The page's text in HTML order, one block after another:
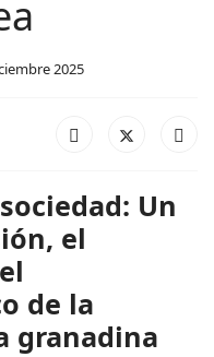
2025
Un
el
de la
granadina